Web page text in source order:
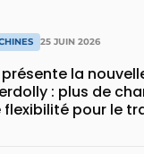
25 JUIN 2026
la
: plus de
flexibilité pour le